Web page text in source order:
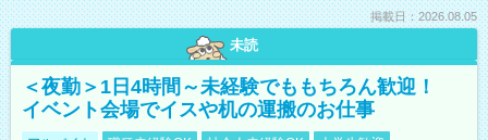
掲載日：2026.08.05
未読
＜夜勤＞1日4時間～未経験でももちろん歓迎！
イベント会場でイスや机の運搬のお仕事